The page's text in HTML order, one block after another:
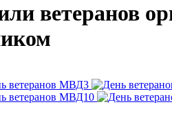
ветеранов